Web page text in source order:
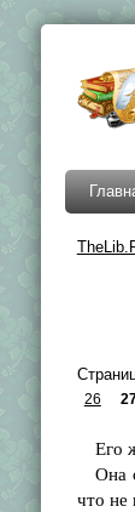
26
Его
Она
что не